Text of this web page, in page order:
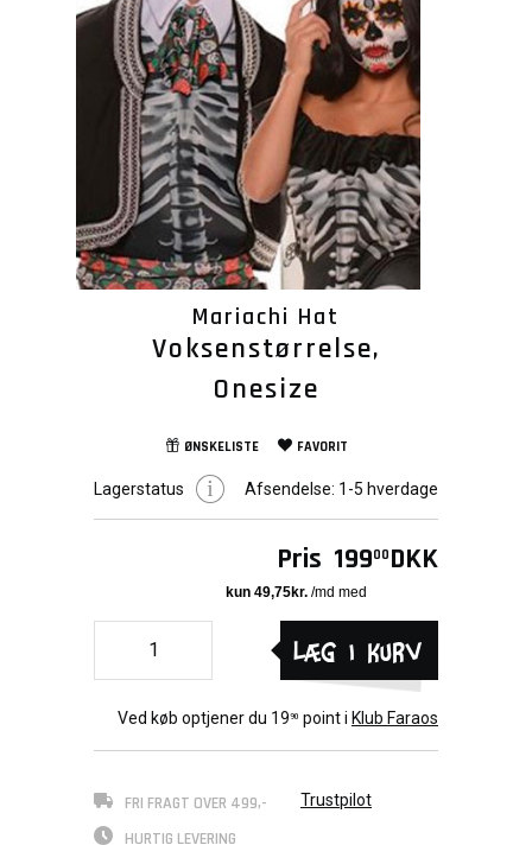
Mariachi Hat
Voksenstørrelse,
Onesize
ØNSKELISTE FAVORIT
Lagerstatus Afsendelse: 1-5 hverdage
Pris 19900 DKK
Læg i kurv
Ved køb optjener du 1990 point i Klub Faraos
FRI FRAGT OVER 499,-
HURTIG LEVERING
Trustpilot